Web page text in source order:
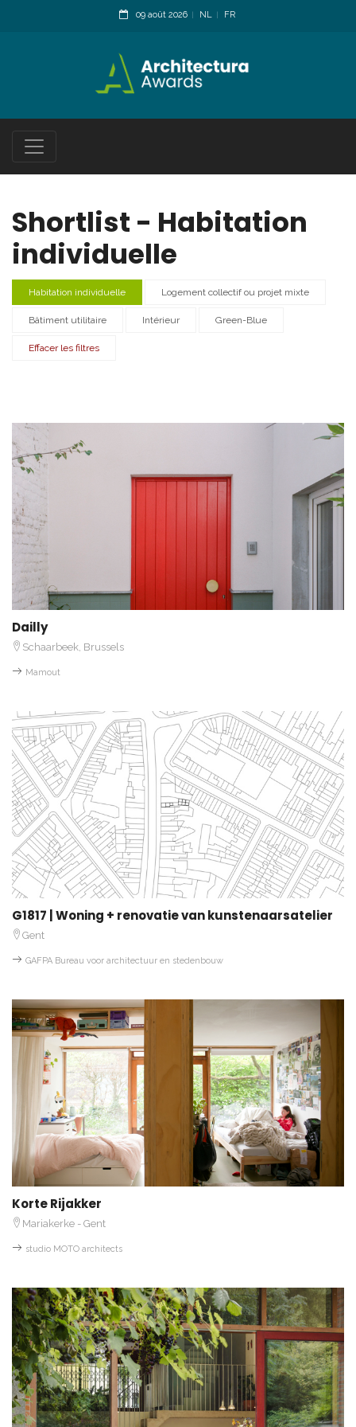
09 août 2026 NL FR
Shortlist - Habitation
individuelle
Habitation individuelle Logement collectif ou projet mixte
Bâtiment utilitaire Intérieur Green-Blue
Effacer les filtres
Dailly
Schaarbeek, Brussels
Mamout
G1817 | Woning + renovatie van kunstenaarsatelier
Gent
GAFPA Bureau voor architectuur en stedenbouw
Korte Rijakker
Mariakerke - Gent
studio MOTO architects